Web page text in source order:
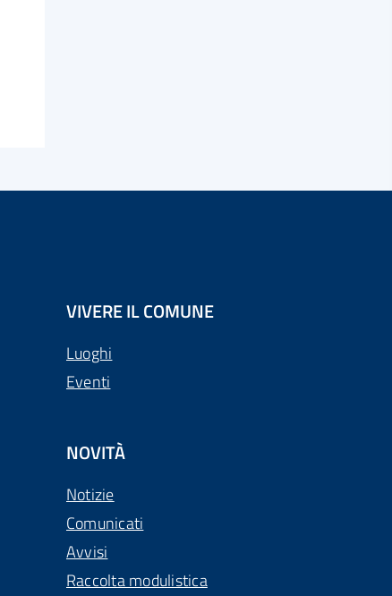
VIVERE IL COMUNE
Luoghi
Eventi
NOVITÀ
Notizie
Comunicati
Avvisi
Raccolta modulistica